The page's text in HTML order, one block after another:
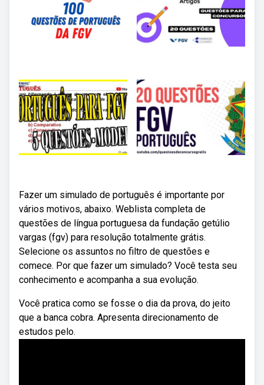
Fazer um simulado de português é importante por
vários motivos, abaixo. Weblista completa de
questões de língua portuguesa da fundação getúlio
vargas (fgv) para resolução totalmente grátis.
Selecione os assuntos no filtro de questões e
comece. Por que fazer um simulado? Você testa seu
conhecimento e acompanha a sua evolução.
Você pratica como se fosse o dia da prova, do jeito
que a banca cobra. Apresenta direcionamento de
estudos pelo.